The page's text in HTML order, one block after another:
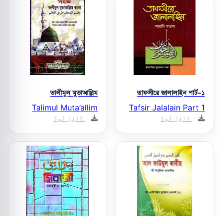
তাফসীরে জালালাইন পার্ট-১
Tafsir Jalalain Part 1
ڈاؤن لوڈ
তালীমুল মুতাআল্লিম
Talimul Muta’allim
ڈاؤن لوڈ